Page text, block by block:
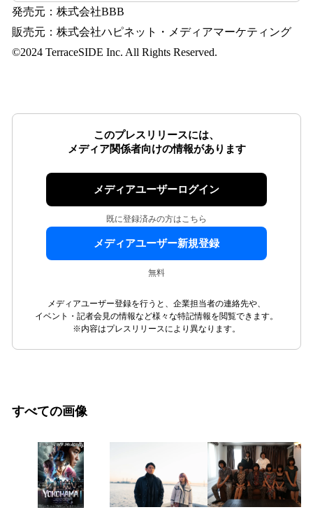
発売元：株式会社BBB
販売元：株式会社ハピネット・メディアマーケティング
©2024 TerraceSIDE Inc. All Rights Reserved.
このプレスリリースには、
メディア関係者向けの情報があります
メディアユーザーログイン
既に登録済みの方はこちら
メディアユーザー新規登録
無料
メディアユーザー登録を行うと、企業担当者の連絡先や、
イベント・記者会見の情報など様々な特記情報を閲覧できます。
※内容はプレスリリースにより異なります。
すべての画像